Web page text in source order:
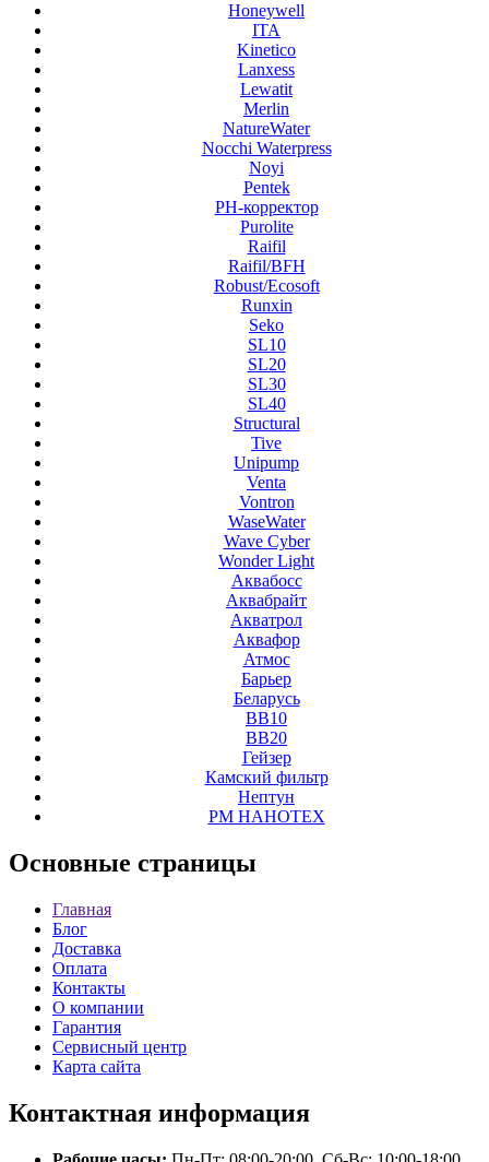
Honeywell
ITA
Kinetico
Lanxess
Lewatit
Merlin
NatureWater
Nocchi Waterpress
Noyi
Pentek
PH-корректор
Purolite
Raifil
Raifil/BFH
Robust/Ecosoft
Runxin
Seko
SL10
SL20
SL30
SL40
Structural
Tive
Unipump
Venta
Vontron
WaseWater
Wave Cyber
Wonder Light
Аквабосс
Аквабрайт
Акватрол
Аквафор
Атмос
Барьер
Беларусь
ВВ10
ВВ20
Гейзер
Камский фильтр
Нептун
РМ НАНОТЕХ
Основные страницы
Главная
Блог
Доставка
Оплата
Контакты
О компании
Гарантия
Сервисный центр
Карта сайта
Контактная информация